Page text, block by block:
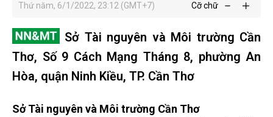
Thứ năm, 6/1/2022, 23:12 (GMT+7) Cỡ chữ
Sở Tài nguyên và Môi trường Cần
Thơ, Số 9 Cách Mạng Tháng 8, phường An
Hòa, quận Ninh Kiều, TP. Cần Thơ
Sở Tài nguyên và Môi trường Cần Thơ